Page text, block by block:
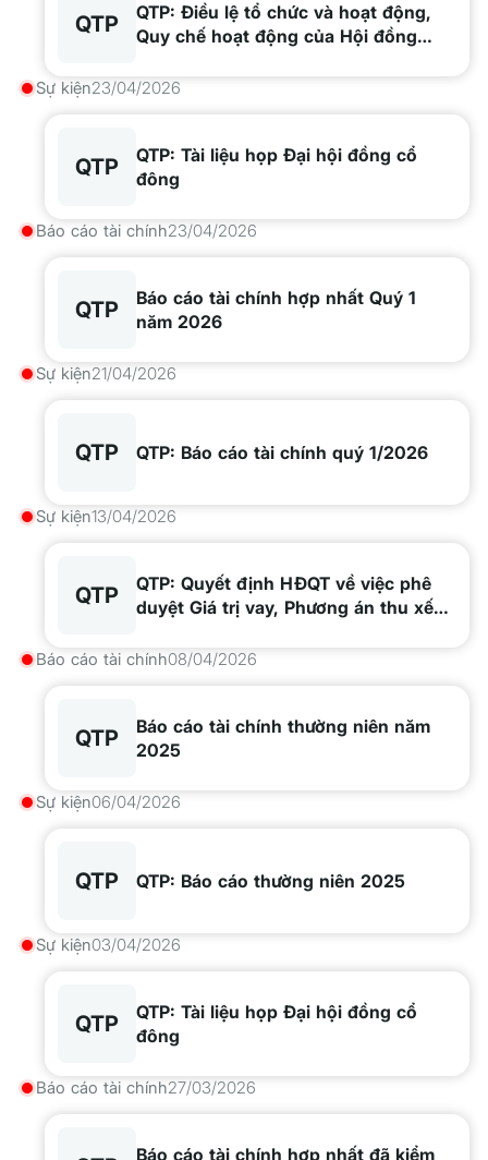
QTP
QTP: Điều lệ tổ chức và hoạt động,
Quy chế hoạt động của Hội đồng
Sự kiện23/04/2026
QTP
QTP: Tài liệu họp Đại hội đồng cổ
đông
Báo cáo tài chính23/04/2026
QTP
Báo cáo tài chính hợp nhất Quý 1
năm 2026
Sự kiện21/04/2026
QTP QTP: Báo cáo tài chính quý 1/2026
Sự kiện13/04/2026
QTP
QTP: Quyết định HĐQT về việc phê
duyệt Giá trị vay, Phương án thu xếp
thống xử lý khí thải NMNĐ Quảng
Báo cáo tài chính08/04/2026
QTP
Báo cáo tài chính thường niên năm
2025
Sự kiện06/04/2026
QTP QTP: Báo cáo thường niên 2025
Sự kiện03/04/2026
QTP
QTP: Tài liệu họp Đại hội đồng cổ
đông
Báo cáo tài chính27/03/2026
Báo cáo tài chính hợp nhất đã kiểm